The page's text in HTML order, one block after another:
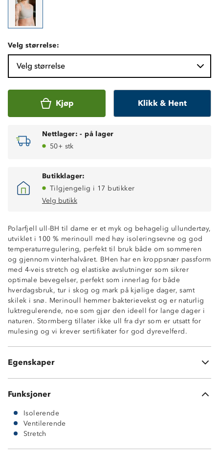
Velg størrelse:
Velg størrelse
Kjøp Klikk & Hent
Nettlager: - på lager
50+ stk
Butikklager:
Tilgjengelig i 17 butikker
Velg butikk
Polarfjell ull-BH til dame er et myk og behagelig ullundertøy,
utviklet i 100 % merinoull med høy isoleringsevne og god
temperaturregulering, perfekt til bruk både om sommeren
og gjennom vinterhalvåret. BHen har en kroppsnær passform
med 4-veis stretch og elastiske avslutninger som sikrer
optimale bevegelser, perfekt som innerlag for både
hverdagsbruk, tur i skog og mark på kjølige dager, samt
skilek i snø. Merinoull hemmer bakterievekst og er naturlig
luktregulerende, noe som gjør den ideell for lange dager i
naturen. Stormberg tillater ikke ull fra dyr som er utsatt for
mulesing og vi krever sertifikater for god dyrevelferd.
Egenskaper
100 % merinoull
Høy isoleringsevne
4-veis stretch
Temperaturregulerende
Mulesingfri-ull
Funksjoner
Isolerende
Ventilerende
Stretch